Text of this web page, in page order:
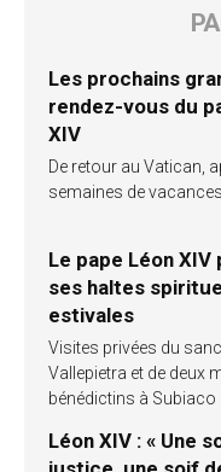
Les prochains
rendez-vous du
XIV
De retour au Vatican,
semaines de vacances
Le pape Léon
ses haltes
estivales
Visites privées du
Vallepietra et de deux
bénédictins à Subiaco
Léon XIV : « Une